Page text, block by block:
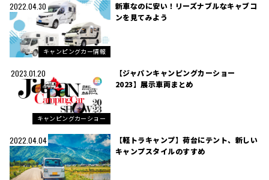
2022.04.30
キャンピングカー情報
新車なのに安い！リーズナブルなキャブコ
ンを見てみよう
2023.01.20
キャンピングカーショー
【ジャパンキャンピングカーショー
2023】展示車両まとめ
2022.04.04
【軽トラキャンプ】荷台にテント、新しい
キャンプスタイルのすすめ